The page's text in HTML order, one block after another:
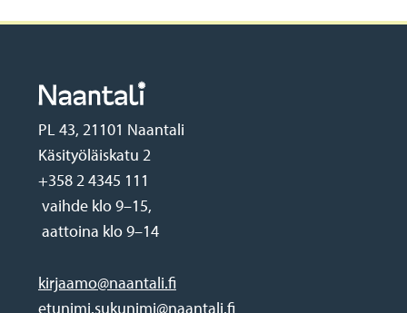
PL 43, 21101 Naantali
Käsityöläiskatu 2
+358 2 4345 111
vaihde klo 9–15,
aattoina klo 9–14
kirjaamo@naantali.fi
etunimi.sukunimi@naantali.fi